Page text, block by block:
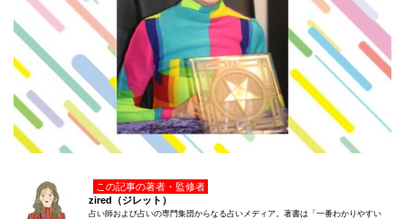
この記事の著者・監修者
zired（ジレット）
占い師および占いの専門集団からなる占いメディア。著書は「一番わかりやすい